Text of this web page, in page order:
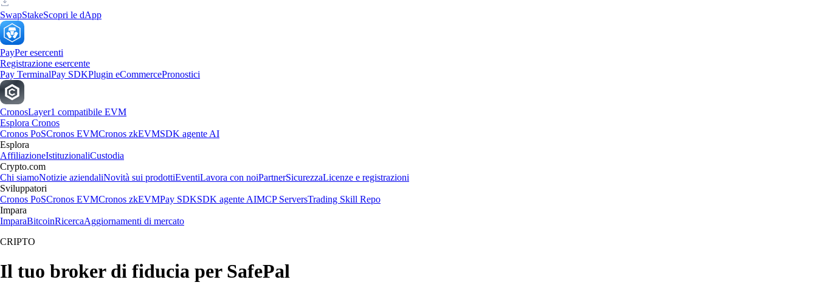
SwapStakeScopri le dApp
PayPer esercenti
Registrazione esercente
Pay TerminalPay SDKPlugin eCommercePronostici
CronosLayer1 compatibile EVM
Esplora Cronos
Cronos PoSCronos EVMCronos zkEVMSDK agente AI
Esplora
AffiliazioneIstituzionaliCustodia
Crypto.com
Chi siamoNotizie aziendaliNovità sui prodottiEventiLavora con noiPartnerSicurezzaLicenze e registrazioni
Sviluppatori
Cronos PoSCronos EVMCronos zkEVMPay SDKSDK agente AIMCP ServersTrading Skill Repo
Impara
ImparaBitcoinRicercaAggiornamenti di mercato
CRIPTO
Il tuo broker di fiducia per SafePal